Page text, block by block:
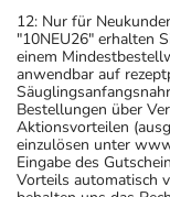
12: Nur für
"10NEU26" erhalten
einem
anwendbar auf
Bestellungen über
Aktionsvorteilen
einzulösen unter
Eingabe des
Vorteils automatisch